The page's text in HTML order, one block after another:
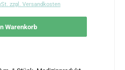
zzgl. Versandkosten
Warenkorb